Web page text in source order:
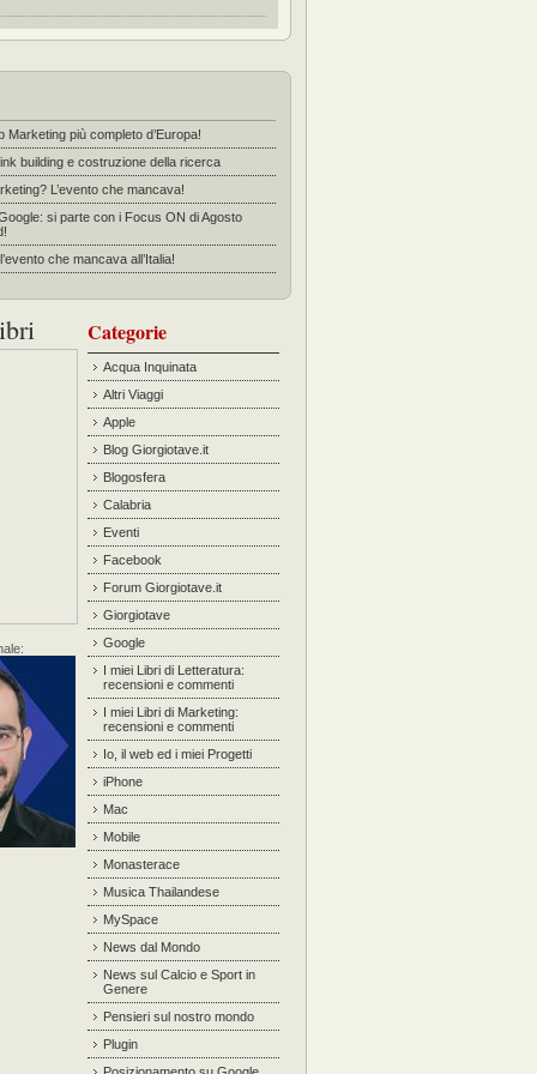
Marketing più completo d’Europa!
building e costruzione della ricerca
L’evento che mancava!
si parte con i Focus ON di Agosto
che mancava all’Italia!
Categorie
Acqua Inquinata
Altri Viaggi
Apple
Blog Giorgiotave.it
Blogosfera
Calabria
Eventi
Facebook
Forum Giorgiotave.it
Giorgiotave
Google
I miei Libri di Letteratura:
recensioni e commenti
I miei Libri di Marketing:
recensioni e commenti
Io, il web ed i miei Progetti
iPhone
Mac
Mobile
Monasterace
Musica Thailandese
MySpace
News dal Mondo
News sul Calcio e Sport in
Genere
Pensieri sul nostro mondo
Plugin